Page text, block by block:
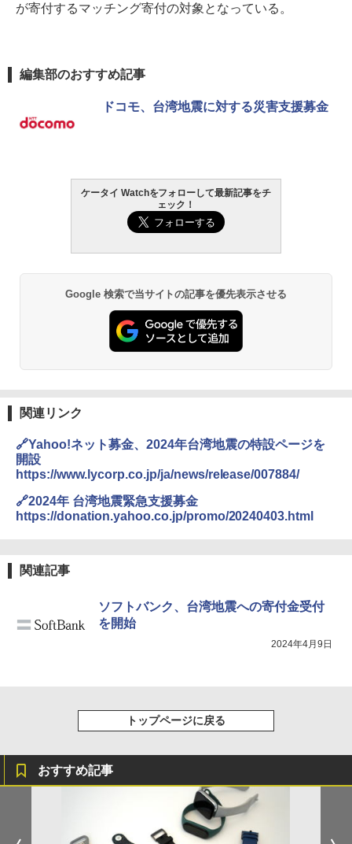
が寄付するマッチング寄付の対象となっている。
編集部のおすすめ記事
ドコモ、台湾地震に対する災害支援募金
ケータイ Watchをフォローして最新記事をチ
ェック！
Google 検索で当サイトの記事を優先表示させる
関連リンク
🔗Yahoo!ネット募金、2024年台湾地震の特設ページを
開設
https://www.lycorp.co.jp/ja/news/release/007884/
🔗2024年 台湾地震緊急支援募金
https://donation.yahoo.co.jp/promo/20240403.html
関連記事
ソフトバンク、台湾地震への寄付金受付
を開始
2024年4月9日
トップページに戻る
おすすめ記事